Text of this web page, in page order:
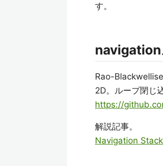
す。
Rao-
2D。ループ閉じ
https://
解説記事。
Navigation